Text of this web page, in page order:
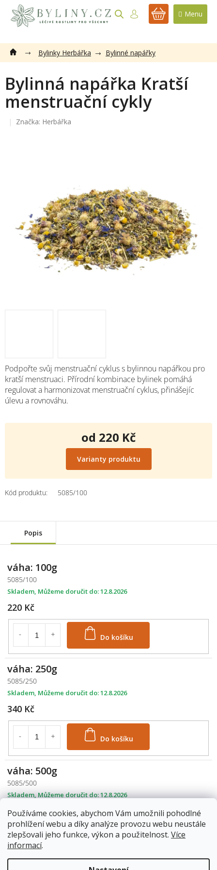
Používáme cookies, abychom Vám umožnili pohodlné
prohlížení webu a díky analýze provozu webu neustále
zlepšovali jeho funkce, výkon a použitelnost. Více
informací.
obsah
NÁKUPNÍ
Bylinky Herbářka Bylinné napářky
Bylinná napářka Kratší
menstruační cykly
Značka: Herbářka
Kód produktu: 5085/100
Podpořte svůj menstruační cyklus s bylinnou napářkou pro
kratší menstruaci. Přírodní kombinace bylinek pomáhá
regulovat a harmonizovat menstruační cyklus, přinášejíc
úlevu a rovnováhu.
od 220 Kč
Měrná
cena:
Varianty produktu
Popis
váha: 100g
5085/100
220 Kč
Do košíku
Skladem 12.8.2026
váha: 250g
5085/250
340 Kč
Do košíku
Skladem 12.8.2026
váha: 500g
5085/500
566 Kč
Do košíku
Skladem 12.8.2026